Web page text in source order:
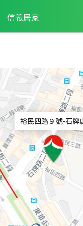
信義居家
裕民四路９號-石牌